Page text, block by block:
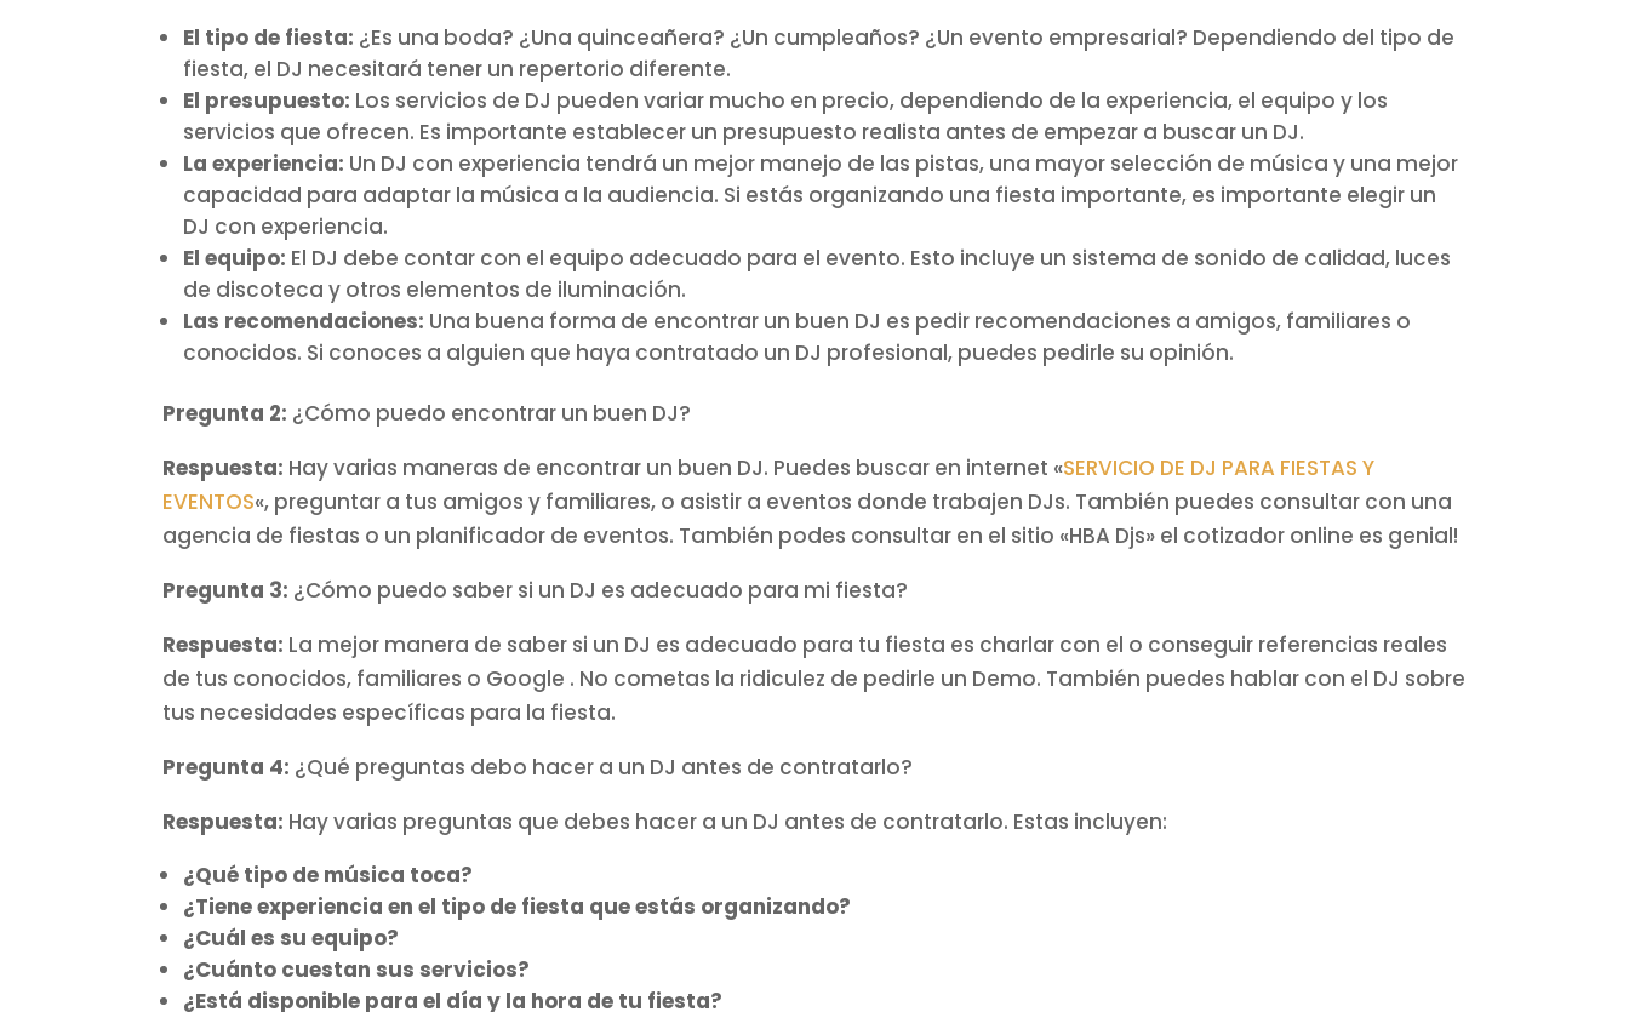
El tipo de fiesta: ¿Es una boda? ¿Una quinceañera? ¿Un cumpleaños? ¿Un evento empresarial? Dependiendo del tipo de
fiesta, el DJ necesitará tener un repertorio diferente.
El presupuesto: Los servicios de DJ pueden variar mucho en precio, dependiendo de la experiencia, el equipo y los
servicios que ofrecen. Es importante establecer un presupuesto realista antes de empezar a buscar un DJ.
La experiencia: Un DJ con experiencia tendrá un mejor manejo de las pistas, una mayor selección de música y una mejor
capacidad para adaptar la música a la audiencia. Si estás organizando una fiesta importante, es importante elegir un
DJ con experiencia.
El equipo: El DJ debe contar con el equipo adecuado para el evento. Esto incluye un sistema de sonido de calidad, luces
de discoteca y otros elementos de iluminación.
Las recomendaciones: Una buena forma de encontrar un buen DJ es pedir recomendaciones a amigos, familiares o
conocidos. Si conoces a alguien que haya contratado un DJ profesional, puedes pedirle su opinión.
Pregunta 2: ¿Cómo puedo encontrar un buen DJ?
Respuesta: Hay varias maneras de encontrar un buen DJ. Puedes buscar en internet «SERVICIO DE DJ PARA FIESTAS Y
EVENTOS«, preguntar a tus amigos y familiares, o asistir a eventos donde trabajen DJs. También puedes consultar con una
agencia de fiestas o un planificador de eventos. También podes consultar en el sitio «HBA Djs» el cotizador online es genial!
Pregunta 3: ¿Cómo puedo saber si un DJ es adecuado para mi fiesta?
Respuesta: La mejor manera de saber si un DJ es adecuado para tu fiesta es charlar con el o conseguir referencias reales
de tus conocidos, familiares o Google . No cometas la ridiculez de pedirle un Demo. También puedes hablar con el DJ sobre
tus necesidades específicas para la fiesta.
Pregunta 4: ¿Qué preguntas debo hacer a un DJ antes de contratarlo?
Respuesta: Hay varias preguntas que debes hacer a un DJ antes de contratarlo. Estas incluyen:
¿Qué tipo de música toca?
¿Tiene experiencia en el tipo de fiesta que estás organizando?
¿Cuál es su equipo?
¿Cuánto cuestan sus servicios?
¿Está disponible para el día y la hora de tu fiesta?